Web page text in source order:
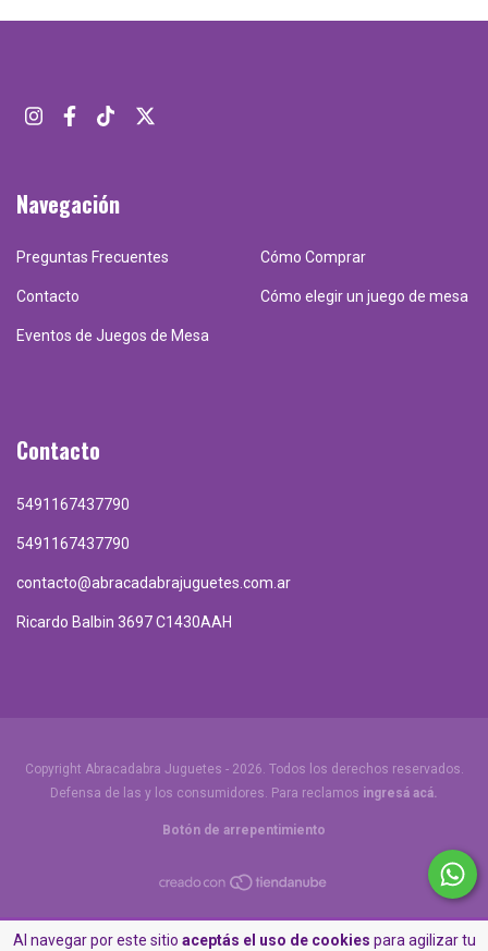
Al navegar por este sitio aceptás el uso de cookies para agilizar tu
Navegación
Preguntas Frecuentes Cómo Comprar
Contacto Cómo elegir un juego de mesa
Eventos de Juegos de Mesa
Contacto
5491167437790
5491167437790
contacto@abracadabrajuguetes.com.ar
Ricardo Balbin 3697 C1430AAH
Copyright Abracadabra Juguetes - 2026. Todos los derechos reservados.
Defensa de las y los consumidores. Para reclamos ingresá acá.
Botón de arrepentimiento